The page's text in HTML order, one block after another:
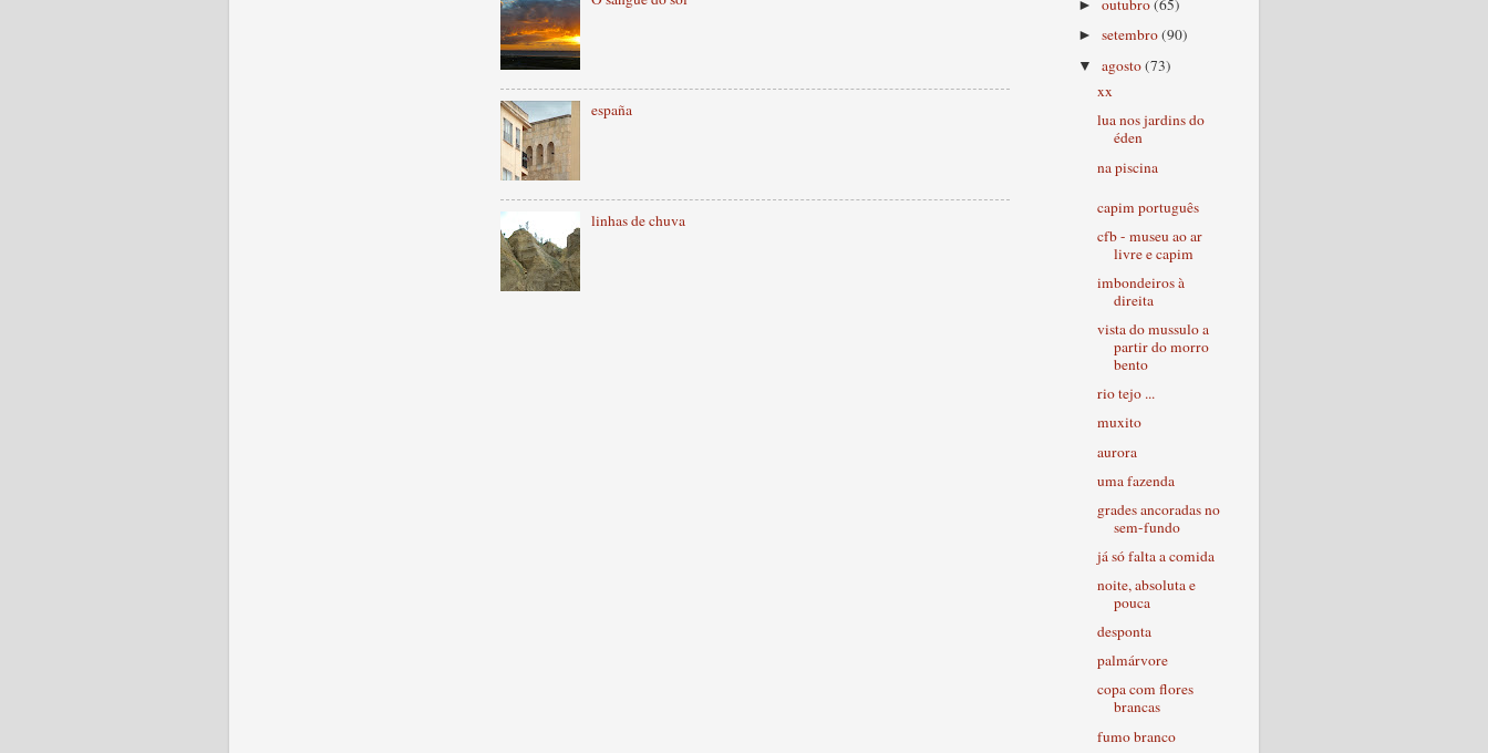
españa
linhas de chuva
►outubro(65)
►setembro(90)
▼agosto(73)
xx
lua nos jardins do
éden
na piscina
capim português
cfb - museu ao ar
livre e capim
imbondeiros à
direita
vista do mussulo a
partir do morro
bento
rio tejo ...
muxito
aurora
uma fazenda
grades ancoradas no
sem-fundo
já só falta a comida
noite, absoluta e
pouca
desponta
palmárvore
copa com flores
brancas
fumo branco